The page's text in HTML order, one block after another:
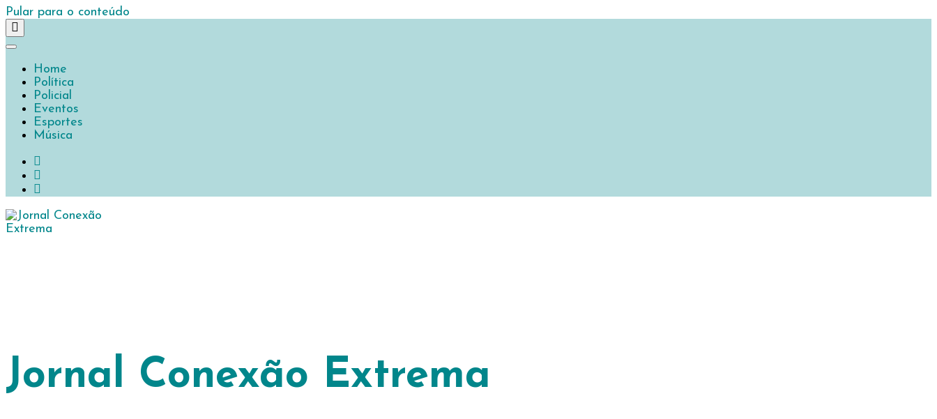
Pular para o conteúdo
Home
Política
Policial
Eventos
Esportes
Música
Jornal Conexão Extrema